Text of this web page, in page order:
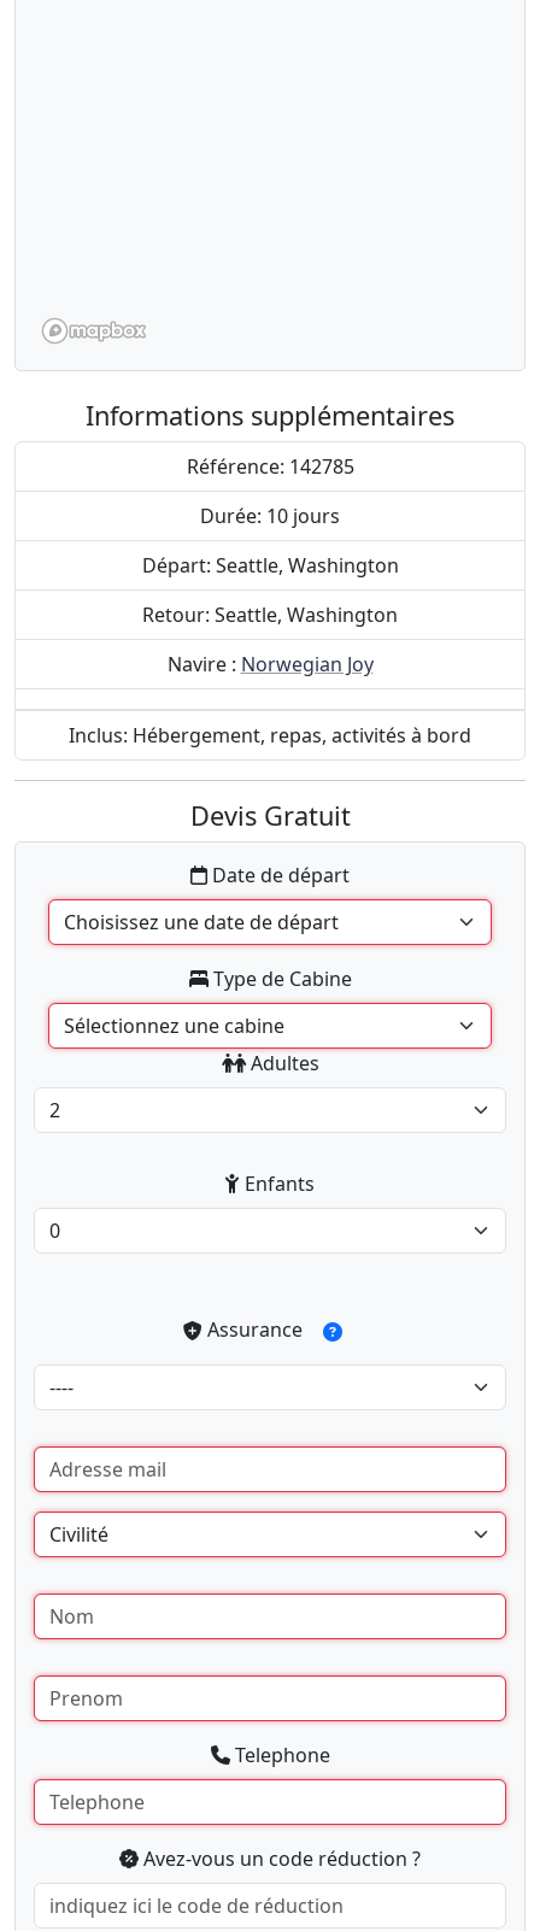
Informations supplémentaires
Référence: 142785
Durée: 10 jours
Départ: Seattle, Washington
Retour: Seattle, Washington
Navire : Norwegian Joy
Inclus: Hébergement, repas, activités à bord
Devis Gratuit
Date de départ
Type de Cabine
Adultes
Enfants
Assurance
Telephone
Avez-vous un code réduction ?